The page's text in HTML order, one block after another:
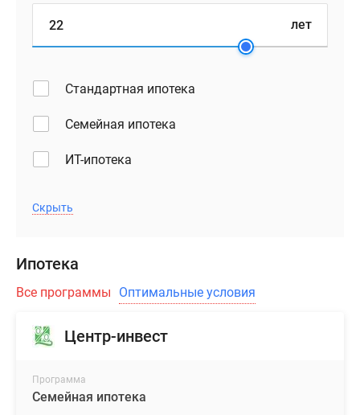
увеличенная
площадь
комнатами
спальни,
обеспечивает
максимальный
комфорта.
Проектом
лет
Стандартная ипотека
Семейная ипотека
ИТ-ипотека
Скрыть
Ипотека
Все программы Оптимальные условия
Центр-инвест
Программа
Семейная ипотека